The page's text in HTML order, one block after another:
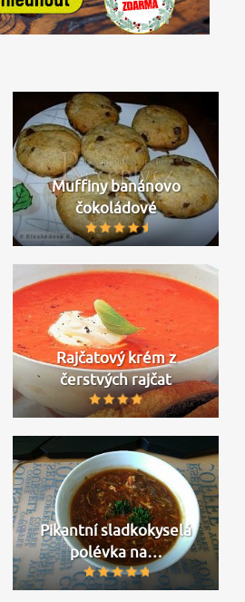
Muffiny banánovo
čokoládové
Rajčatový krém z
čerstvých rajčat
Pikantní sladkokyselá
polévka na…